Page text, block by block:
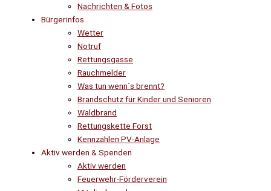
Nachrichten & Fotos
Bürgerinfos
Wetter
Notruf
Rettungsgasse
Rauchmelder
Was tun wenn´s brennt?
Brandschutz für Kinder und Senioren
Waldbrand
Rettungskette Forst
Kennzahlen PV-Anlage
Aktiv werden & Spenden
Aktiv werden
Feuerwehr-Förderverein